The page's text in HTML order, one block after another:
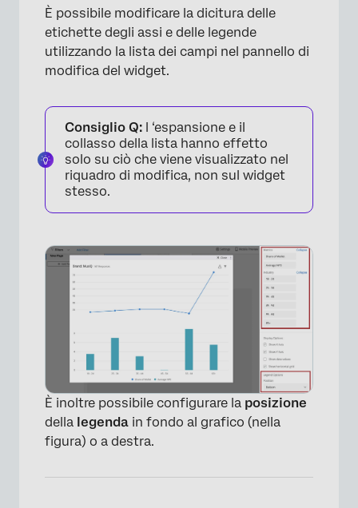
È possibile modificare la dicitura delle
etichette degli assi e delle legende
utilizzando la lista dei campi nel pannello di
modifica del widget.
Consiglio Q: l ‘espansione e il
collasso della lista hanno effetto
solo su ciò che viene visualizzato nel
riquadro di modifica, non sul widget
stesso.
È inoltre possibile configurare la posizione
della legenda in fondo al grafico (nella
figura) o a destra.